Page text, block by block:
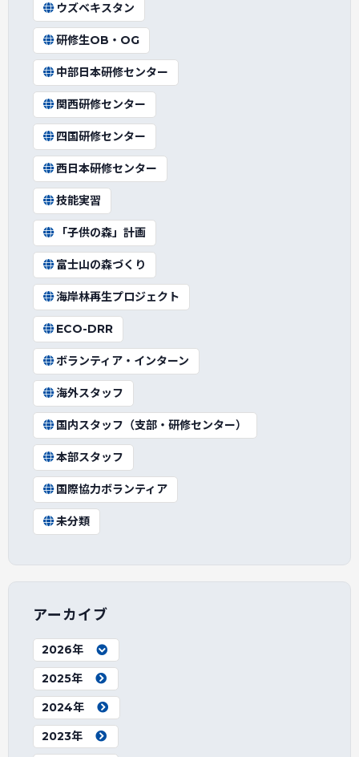
ウズベキスタン
研修生OB・OG
中部日本研修センター
関西研修センター
四国研修センター
西日本研修センター
技能実習
「子供の森」計画
富士山の森づくり
海岸林再生プロジェクト
ECO-DRR
ボランティア・インターン
海外スタッフ
国内スタッフ（支部・研修センター）
本部スタッフ
国際協力ボランティア
未分類
アーカイブ
2026年
2025年
2024年
2023年